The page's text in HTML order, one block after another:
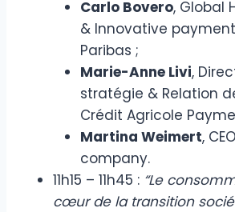
Carlo Bovero, Global
& Innovative
Paribas ;
Marie-Anne Livi,
stratégie & Relation
Crédit Agricole
Martina Weimert,
company.
11h15 – 11h45 : “Le
cœur de la transition